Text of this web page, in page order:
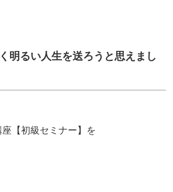
明るい人生を送ろうと思えまし
【初級セミナー】を